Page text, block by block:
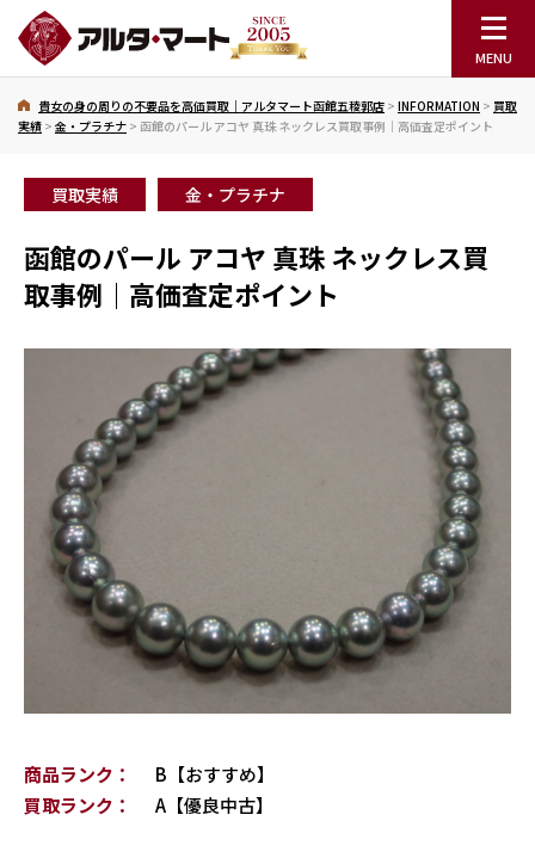
貴女の身の周りの不要品を高価買取｜アルタマート函館五稜郭店 > INFORMATION > 買取
実績 > 金・プラチナ > 函館のパール アコヤ 真珠 ネックレス買取事例｜高価査定ポイント
買取実績 金・プラチナ
函館のパール アコヤ 真珠 ネックレス買
取事例｜高価査定ポイント
商品ランク：
B【おすすめ】
買取ランク：
A【優良中古】